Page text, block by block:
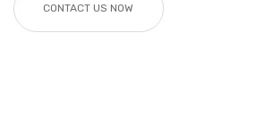
CONTACT US NOW